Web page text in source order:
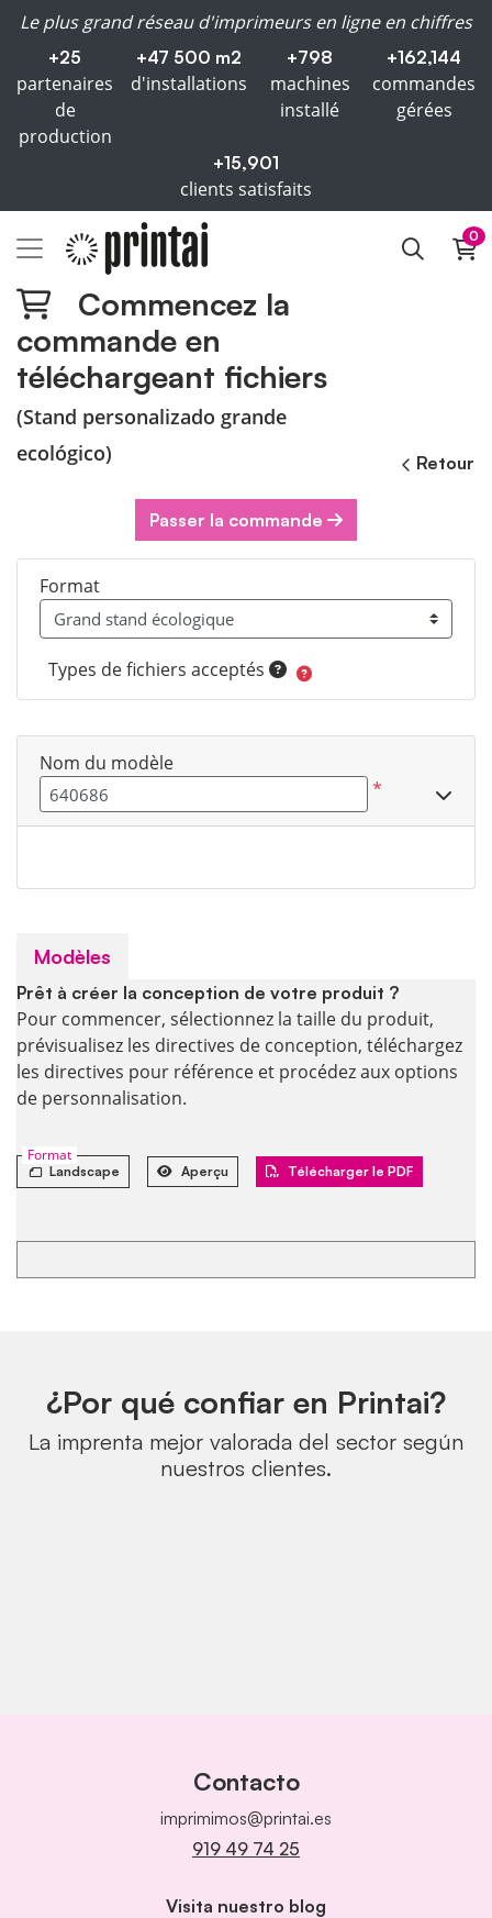
Le plus grand réseau d'imprimeurs en ligne en chiffres
+25
partenaires
de
production
+47 500 m2
d'installations
+798
machines
installé
+162,144
commandes
gérées
+15,901
clients satisfaits
0
Commencez la
commande en
téléchargeant fichiers
(Stand personalizado grande
ecológico)
Retour
Modèles
Prêt à créer la conception de votre produit ?
Pour commencer, sélectionnez la taille du produit,
prévisualisez les directives de conception, téléchargez
les directives pour référence et procédez aux options
de personnalisation.
Format
Landscape Aperçu Télécharger le PDF
Passer la commande
Format
Types de fichiers acceptés
Nom du modèle
*
¿Por qué confiar en Printai?
La imprenta mejor valorada del sector según
nuestros clientes.
Contacto
imprimimos@printai.es
919 49 74 25
Visita nuestro blog